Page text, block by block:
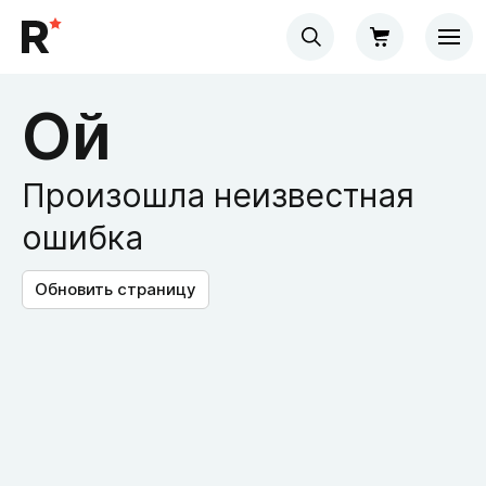
Ой
Произошла неизвестная
ошибка
Обновить страницу